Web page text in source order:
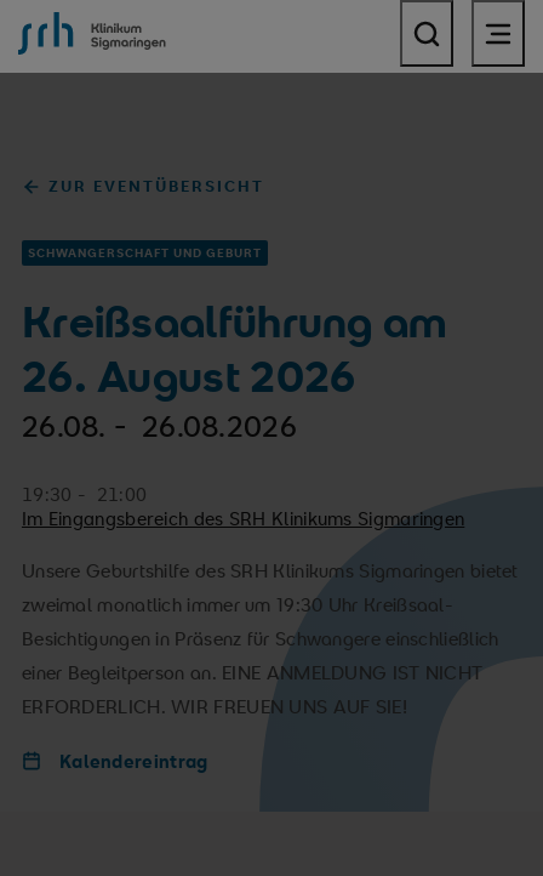
SRH Klinikum Sigmaringen
ZUR EVENTÜBERSICHT
SCHWANGERSCHAFT UND GEBURT
Kreißsaalführung am
26. August 2026
26.08. - 26.08.2026
19:30 - 21:00
Im Eingangsbereich des SRH Klinikums Sigmaringen
Unsere Geburtshilfe des SRH Klinikums Sigmaringen bietet
zweimal monatlich immer um 19:30 Uhr Kreißsaal-
Besichtigungen in Präsenz für Schwangere einschließlich
einer Begleitperson an. EINE ANMELDUNG IST NICHT
ERFORDERLICH. WIR FREUEN UNS AUF SIE!
Kalendereintrag